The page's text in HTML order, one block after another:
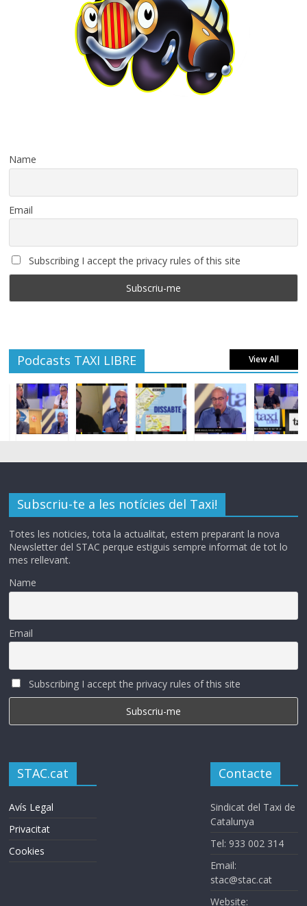
Name
Email
Subscribing I accept the privacy rules of this site
Podcasts TAXI LIBRE View All
Subscriu-te a les notícies del Taxi!
Totes les noticies, tota la actualitat, estem preparant la nova
Newsletter del STAC perque estiguis sempre informat de tot lo
mes rellevant.
Name
Email
Subscribing I accept the privacy rules of this site
STAC.cat
Avís Legal
Privacitat
Cookies
Contacte
Sindicat del Taxi de
Catalunya
Tel: 933 002 314
Email:
stac@stac.cat
Website: